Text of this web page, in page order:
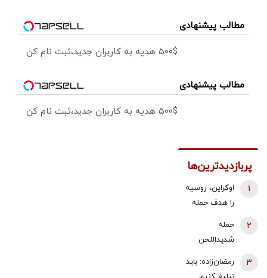
مطالب پیشنهادی
500$ هدیه به کاربران جدید،ثبت نام کن
مطالب پیشنهادی
500$ هدیه به کاربران جدید،ثبت نام کن
پربازدیدترین‌ها
اوکراین، روسیه
را هدف حمله
سیزران
1
حمله
شدیداللحن
2
رمضان‌زاده: باید
3